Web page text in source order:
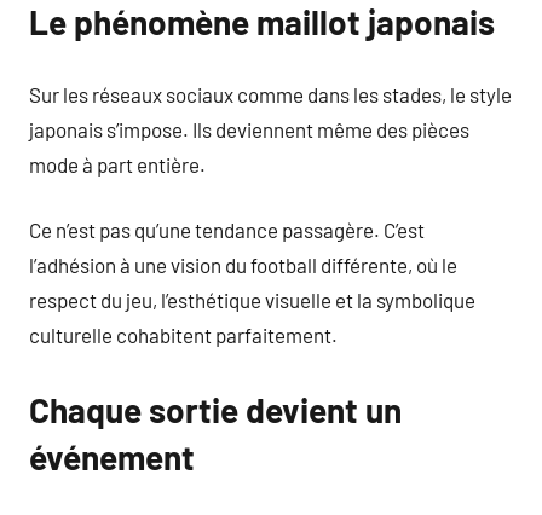
Le phénomène maillot japonais
Sur les réseaux sociaux comme dans les stades, le style
japonais s’impose. Ils deviennent même des pièces
mode à part entière.
Ce n’est pas qu’une tendance passagère. C’est
l’adhésion à une vision du football différente, où le
respect du jeu, l’esthétique visuelle et la symbolique
culturelle cohabitent parfaitement.
Chaque sortie devient un
événement